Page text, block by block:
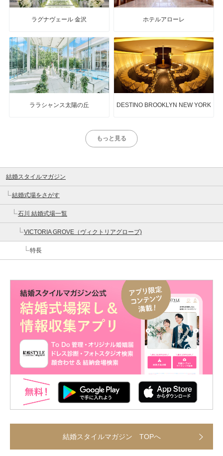
ラグナヴェール 金沢 ホテルアローレ
ララシャンス太陽の丘 DESTINO BROOKLYN NEW YORK
もっと見る
結婚スタイルマガジン
結婚式場をさがす
石川 結婚式場一覧
VICTORIA GROVE（ヴィクトリアグローブ)
特長
結婚スタイルマガジン TOPへ